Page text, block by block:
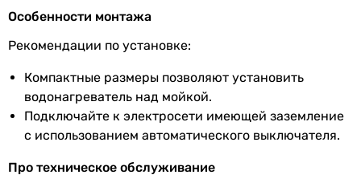
выходящей
рабочее
давление
Подключение
снизу
Особенности монтажа
Рекомендации по установке:
Компактные размеры позволяют установить
водонагреватель над мойкой.
Подключайте к электросети имеющей заземление
с использованием автоматического выключателя.
Про техническое обслуживание